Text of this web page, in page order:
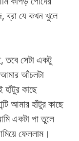
ব্রা যে কখন খুলে
তবে সেটা একটু
আঁচলটা
হাঁটুর কাছে
আমার হাঁটুর কাছে
একটা পা তুলে
ফেললাম।